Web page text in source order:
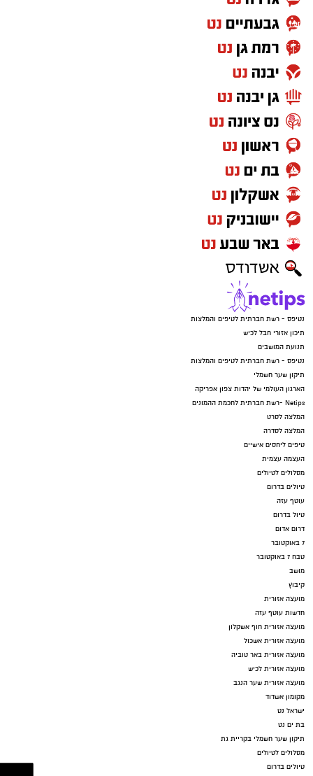
נטיפס - רשת חברתית לטיפים והמלצות
תיכון אזורי חבל לכיש
תנועת המושבים
נטיפס - רשת חברתית לטיפים והמלצות
תיקון שער חשמלי
הארגון העולמי של יהדות צפון אפריקה
Netips -רשת חברתית לחכמת ההמונים
המלצה לסרט
המלצה לסדרה
טיפים ליחסים אישיים
העצמה עצמית
מסלולים לטיולים
טיולים בדרום
עוטף עזה
טיול בדרום
דרום אדום
7 באוקטובר
טבח 7 באוקטובר
מושב
קיבוץ
מועצה אזורית
חדשות עוטף עזה
מועצה אזורית חוף אשקלון
מועצה אזורית אשכול
מועצה אזורית באר טוביה
מועצה אזורית לכיש
מועצה אזורית שער הנגב
מקומון אשדוד
ישראל נט
בת ים נט
תיקון שער חשמלי בקריית גת
מסלולים לטיולים
טיולים בדרום